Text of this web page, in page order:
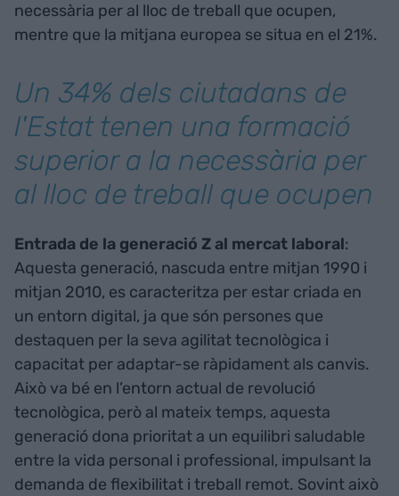
necessària per al lloc de treball que ocupen,
mentre que la mitjana europea se situa en el 21%.
Un 34% dels ciutadans de
l'Estat tenen una formació
superior a la necessària per
al lloc de treball que ocupen
Entrada de la generació Z al mercat laboral:
Aquesta generació, nascuda entre mitjan 1990 i
mitjan 2010, es caracteritza per estar criada en
un entorn digital, ja que són persones que
destaquen per la seva agilitat tecnològica i
capacitat per adaptar-se ràpidament als canvis.
Això va bé en l’entorn actual de revolució
tecnològica, però al mateix temps, aquesta
generació dona prioritat a un equilibri saludable
entre la vida personal i professional, impulsant la
demanda de flexibilitat i treball remot. Sovint això